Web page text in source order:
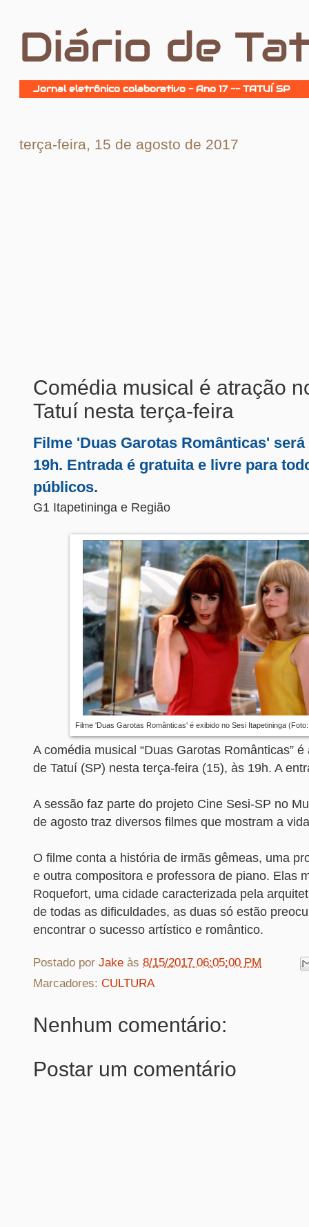
Diário de
Jornal eletrônico colaborativo - Ano 17 -- TATUÍ SP
terça-feira, 15 de agosto de 2017
Comédia musical é atração
Tatuí nesta terça-feira
Filme 'Duas Garotas Românticas'
19h. Entrada é gratuita e livre para
públicos.
G1 Itapetininga e Região
Filme 'Duas Garotas Românticas' é exibido no Sesi Itapetininga
A comédia musical “Duas Garotas Românticas”
de Tatuí (SP) nesta terça-feira (15), às 19h. A
A sessão faz parte do projeto Cine Sesi-SP no
de agosto traz diversos filmes que mostram a
O filme conta a história de irmãs gêmeas, uma
e outra compositora e professora de piano. Elas
Roquefort, uma cidade caracterizada pela
de todas as dificuldades, as duas só estão
encontrar o sucesso artístico e romântico.
Postado por Jake às 8/15/2017 06:05:00 PM
Marcadores: CULTURA
Nenhum comentário:
Postar um comentário